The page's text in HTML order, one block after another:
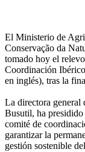
El Ministerio de
Conservação da
tomado hoy el
Coordinación
en inglés), tras la
La directora general
Busutil, ha
comité de
garantizar la
gestión sostenible